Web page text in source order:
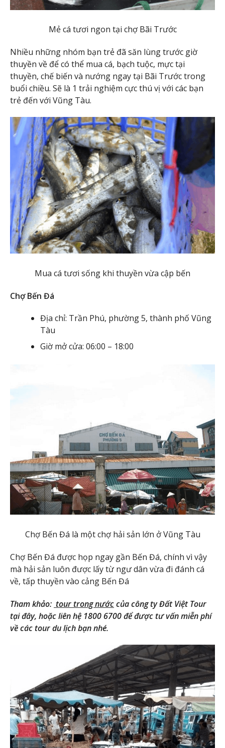
Mẻ cá tươi ngon tại chợ Bãi Trước
Nhiều những nhóm bạn trẻ đã săn lùng trước giờ
thuyền về để có thể mua cá, bạch tuộc, mực tại
thuyền, chế biến và nướng ngay tại Bãi Trước trong
buổi chiều. Sẽ là 1 trải nghiệm cực thú vị với các bạn
trẻ đến với Vũng Tàu.
Mua cá tươi sống khi thuyền vừa cập bến
Chợ Bến Đá
Địa chỉ: Trần Phú, phường 5, thành phố Vũng
Tàu
Giờ mở cửa: 06:00 – 18:00
Chợ Bến Đá là một chợ hải sản lớn ở Vũng Tàu
Chợ Bến Đá được họp ngay gần Bến Đá, chính vì vậy
mà hải sản luôn được lấy từ ngư dân vừa đi đánh cá
về, tấp thuyền vào cảng Bến Đá
Tham khảo: tour trong nướccủa công ty Đất Việt Tour
tại đây, hoặc liên hệ 1800 6700 để được tư vấn miễn phí
về các tour du lịch bạn nhé.